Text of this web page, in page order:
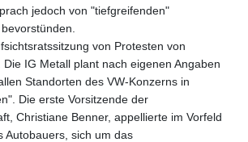
jedoch von "tiefgreifenden"
von Protesten von
IG Metall plant nach eigenen Angaben
Standorten des VW-Konzerns in
Die erste Vorsitzende der
Christiane Benner, appellierte im Vorfeld
Autobauers, sich um das